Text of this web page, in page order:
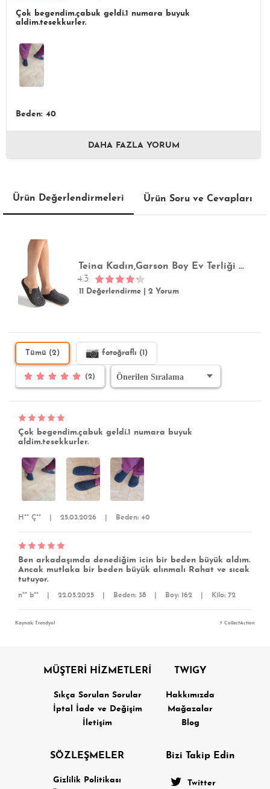
Çok begendim.çabuk geldi.1 numara buyuk
aldim.tesekkurler.
Beden: 40
DAHA FAZLA YORUM
Ürün Değerlendirmeleri Ürün Soru ve Cevapları
Teina Kadın,Garson Boy Ev Terliği Siyah 36/40
4.3
11 Değerlendirme 2 Yorum
Tümü (2) fotoğraflı (1)
(2)
Çok begendim.çabuk geldi.1 numara buyuk
aldim.tesekkurler.
H** Ç** 25.03.2026 Beden: 40
Ben arkadaşımda denediğim icin bir beden büyük aldım.
Ancak mutlaka bir beden büyük alınmalı Rahat ve sıcak
tutuyor.
n** b** 22.05.2025 Beden: 38 Boy: 162 Kilo: 72
Kaynak: Trendyol ⚡ CollectAction
MÜŞTERİ HİZMETLERİ
Sıkça Sorulan Sorular
İptal İade ve Değişim
İletişim
TWIGY
Hakkımızda
Mağazalar
Blog
SÖZLEŞMELER
Gizlilik Politikası
Bizi Takip Edin
Twitter